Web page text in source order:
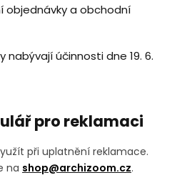
objednávky a obchodní
účinnosti dne 19. 6.
pro reklamaci
při uplatnění reklamace.
na shop@archizoom.cz.